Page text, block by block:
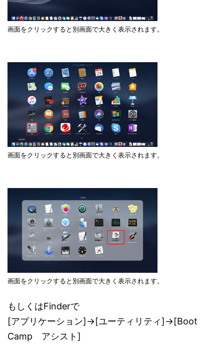
画面をクリックすると別画面で大きく表示されます。
画面をクリックすると別画面で大きく表示されます。
画面をクリックすると別画面で大きく表示されます。
もしくはFinderで
[アプリケーション]→[ユーティリティ]→[Boot
Camp アシスト]